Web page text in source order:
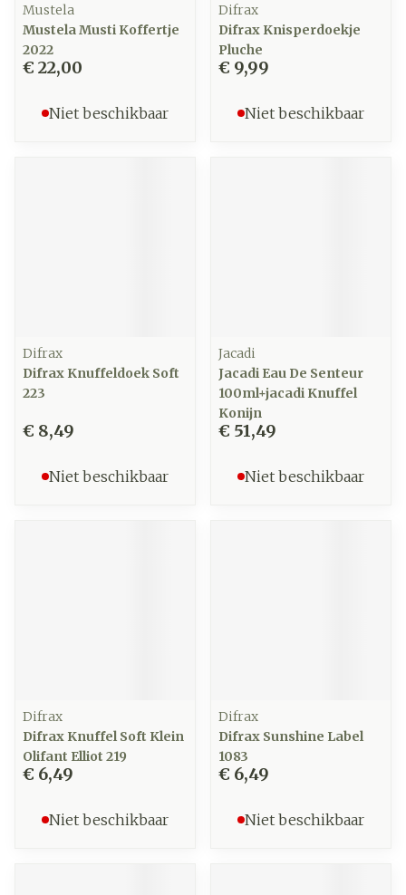
Mustela
Mustela Musti Koffertje
2022
€ 22,00
Niet beschikbaar
Difrax
Difrax Knisperdoekje
Pluche
€ 9,99
Niet beschikbaar
Difrax
Difrax Knuffeldoek Soft
223
€ 8,49
Niet beschikbaar
Jacadi
Jacadi Eau De Senteur
100ml+jacadi Knuffel
Konijn
€ 51,49
Niet beschikbaar
Difrax
Difrax Knuffel Soft Klein
Olifant Elliot 219
€ 6,49
Niet beschikbaar
Difrax
Difrax Sunshine Label
1083
€ 6,49
Niet beschikbaar